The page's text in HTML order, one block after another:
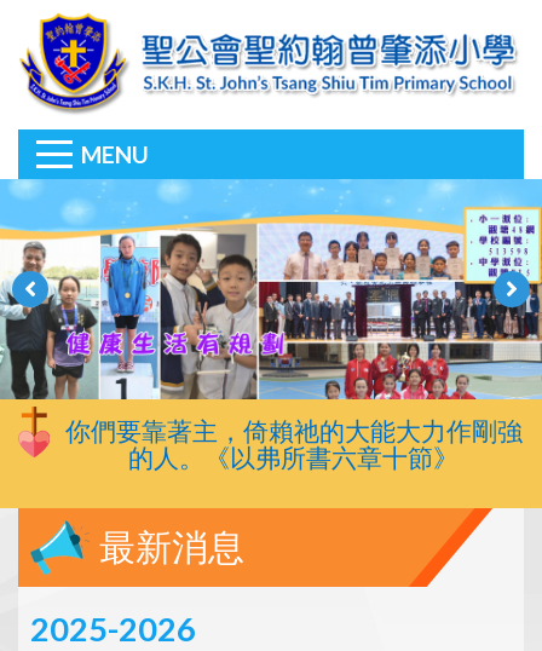
MENU
你們要靠著主，倚賴祂的大能大力作剛強
的人。《以弗所書六章十節》
最新消息
2025-2026